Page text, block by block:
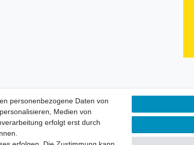
Widerrufs­recht Vertrag widerrufen
personenbezogene Daten von
Medien von
erfolgt erst durch